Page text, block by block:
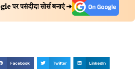
पर पसंदीदा सोर्स बनाएं ➔
Facebook Twitter LinkedIn